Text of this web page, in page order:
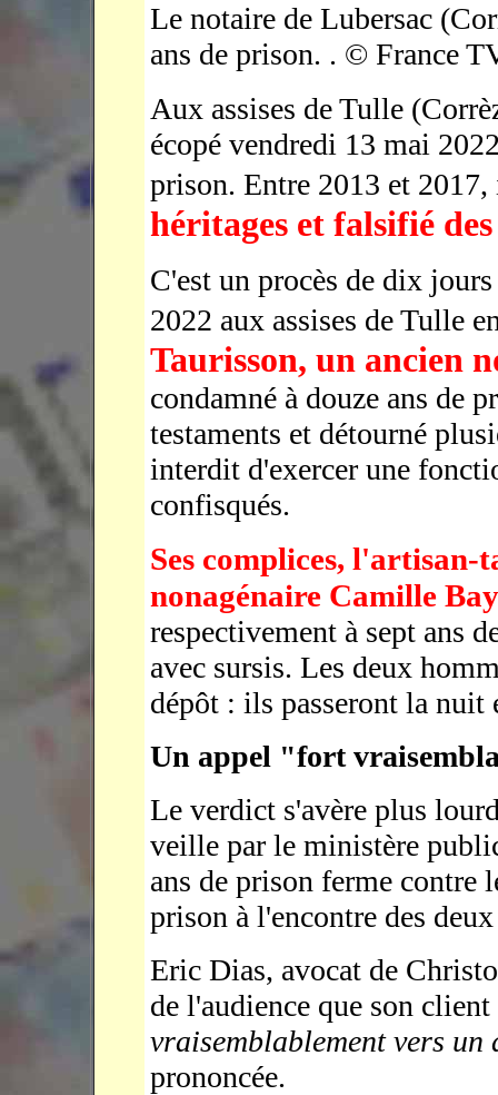
Le notaire de Lubersac
ans de prison. . © France
Aux assises de Tulle
écopé vendredi 13 mai
prison. Entre 2013 et
héritages et falsifié
C'est un procès de dix
2022 aux assises de Tulle
Taurisson, un ancien
condamné à douze ans de
testaments et détourné
interdit d'exercer une
confisqués.
Ses complices,
nonagénaire Camille
respectivement à sept ans
avec sursis. Les deux
dépôt : ils passeront la nuit
Un appel "fort
Le verdict s'avère plus
veille par le ministère
ans de prison ferme contre
prison à l'encontre des
Eric Dias, avocat de
de l'audience que son
vraisemblablement vers
prononcée.